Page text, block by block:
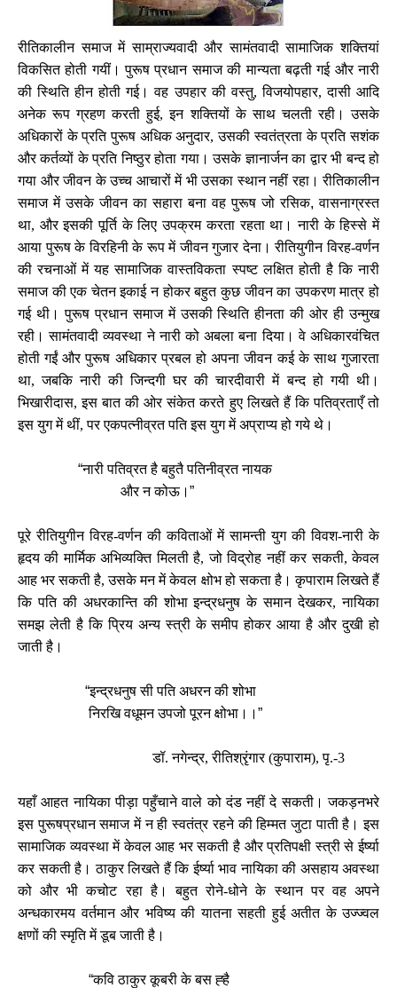
रीतिकालीन समाज में साम्राज्यवादी और सामंतवादी सामाजिक शक्तियां
विकसित होती गयीं। पुरूष प्रधान समाज की मान्यता बढ़ती गई और नारी
की स्थिति हीन होती गई। वह उपहार की वस्तु, विजयोपहार, दासी आदि
अनेक रूप ग्रहण करती हुई, इन शक्तियों के साथ चलती रही। उसके
अधिकारों के प्रति पुरूष अधिक अनुदार, उसकी स्वतंत्रता के प्रति सशंक
और कर्तव्यों के प्रति निष्ठुर होता गया। उसके ज्ञानार्जन का द्वार भी बन्द हो
गया और जीवन के उच्च आचारों में भी उसका स्थान नहीं रहा। रीतिकालीन
समाज में उसके जीवन का सहारा बना वह पुरूष जो रसिक, वासनाग्रस्त
था, और इसकी पूर्ति के लिए उपक्रम करता रहता था। नारी के हिस्से में
आया पुरूष के विरहिनी के रूप में जीवन गुजार देना। रीतियुगीन विरह-वर्णन
की रचनाओं में यह सामाजिक वास्तविकता स्पष्ट लक्षित होती है कि नारी
समाज की एक चेतन इकाई न होकर बहुत कुछ जीवन का उपकरण मात्र हो
गई थी। पुरूष प्रधान समाज में उसकी स्थिति हीनता की ओर ही उन्मुख
रही। सामंतवादी व्यवस्था ने नारी को अबला बना दिया। वे अधिकारवंचित
होती गईं और पुरूष अधिकार प्रबल हो अपना जीवन कई के साथ गुजारता
था, जबकि नारी की जिन्दगी घर की चारदीवारी में बन्द हो गयी थी।
भिखारीदास, इस बात की ओर संकेत करते हुए लिखते हैं कि पतिव्रताएँ तो
इस युग में थीं, पर एकपत्नीव्रत पति इस युग में अप्राप्य हो गये थे।
“नारी पतिव्रत है बहुतै पतिनीव्रत नायक
और न कोऊ। ”
पूरे रीतियुगीन विरह-वर्णन की कविताओं में सामन्ती युग की विवश-नारी के
हृदय की मार्मिक अभिव्यक्ति मिलती है, जो विद्रोह नहीं कर सकती, केवल
आह भर सकती है, उसके मन में केवल क्षोभ हो सकता है। कृपाराम लिखते हैं
कि पति की अधरकान्ति की शोभा इन्द्रधनुष के समान देखकर, नायिका
समझ लेती है कि प्रिय अन्य स्त्री के समीप होकर आया है और दुखी हो
जाती है।
“इन्द्रधनुष सी पति अधरन की शोभा
निरखि वधूमन उपजो पूरन क्षोभा।। ”
डॉ. नगेन्द्र, रीतिश्रृंगार (कुपाराम), पृ.-3
यहाँ आहत नायिका पीड़ा पहुँचाने वाले को दंड नहीं दे सकती। जकड़नभरे
इस पुरूषप्रधान समाज में न ही स्वतंत्र रहने की हिम्मत जुटा पाती है। इस
सामाजिक व्यवस्था में केवल आह भर सकती है और प्रतिपक्षी स्त्री से ईर्ष्या
कर सकती है। ठाकुर लिखते हैं कि ईर्ष्या भाव नायिका की असहाय अवस्था
को और भी कचोट रहा है। बहुत रोने-धोने के स्थान पर वह अपने
अन्धकारमय वर्तमान और भविष्य की यातना सहती हुई अतीत के उज्ज्वल
क्षणों की स्मृति में डूब जाती है।
“कवि ठाकुर कूबरी के बस ह्है